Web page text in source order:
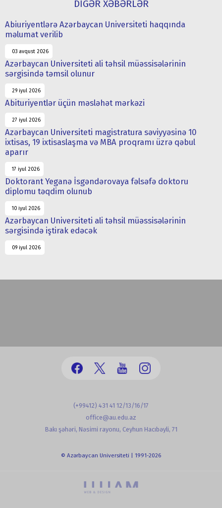
DİGƏR XƏBƏRLƏR
Abiuriyentlərə Azərbaycan Universiteti haqqında
məlumat verilib
03 avqust 2026
Azərbaycan Universiteti ali təhsil müəssisələrinin
sərgisində təmsil olunur
29 iyul 2026
Abituriyentlər üçün məsləhət mərkəzi
27 iyul 2026
Azərbaycan Universiteti magistratura səviyyəsinə 10
ixtisas, 19 ixtisaslaşma və MBA proqramı üzrə qəbul
aparır
17 iyul 2026
Doktorant Yeganə İsgəndərovaya fəlsəfə doktoru
diplomu təqdim olunub
10 iyul 2026
Azərbaycan Universiteti ali təhsil müəssisələrinin
sərgisində iştirak edəcək
09 iyul 2026
(+99412) 431 41 12/13/16/17
office@au.edu.az
Bakı şəhəri, Nəsimi rayonu, Ceyhun Hacıbəyli, 71
© Azərbaycan Universiteti | 1991-2026
powered by